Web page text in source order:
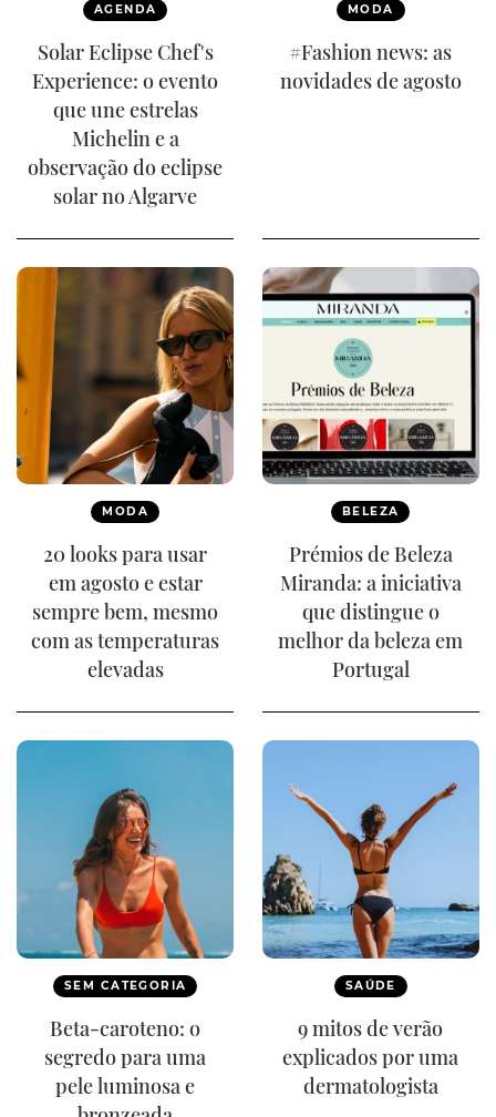
AGENDA
Solar Eclipse Chef's
Experience: o evento
que une estrelas
Michelin e a
observação do eclipse
solar no Algarve
MODA
#Fashion news: as
novidades de agosto
MODA
20 looks para usar
em agosto e estar
sempre bem, mesmo
com as temperaturas
elevadas
BELEZA
Prémios de Beleza
Miranda: a iniciativa
que distingue o
melhor da beleza em
Portugal
SEM CATEGORIA
Beta-caroteno: o
segredo para uma
pele luminosa e
SAÚDE
9 mitos de verão
explicados por uma
dermatologista